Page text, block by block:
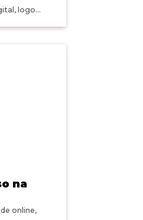
logo...
na
online,